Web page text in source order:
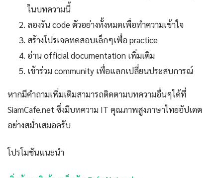
ในบทความนี้
ลองรัน code ตัวอย่างทั้งหมดเพื่อทำความเข้าใจ
สร้างโปรเจคทดสอบเล็กๆเพื่อ practice
อ่าน official documentation เพิ่มเติม
เข้าร่วม community เพื่อแลกเปลี่ยนประสบการณ์
หากมีคำถามเพิ่มเติมสามารถติดตามบทความอื่นๆได้ที่
SiamCafe.net ซึ่งมีบทความ IT คุณภาพสูงภาษาไทยอัปเดต
อย่างสม่ำเสมอครับ
โปรโมชันแนะนำ